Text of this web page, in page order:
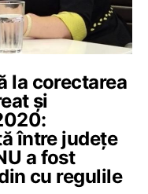
la corectarea
și
între județe
a fost
cu regulile